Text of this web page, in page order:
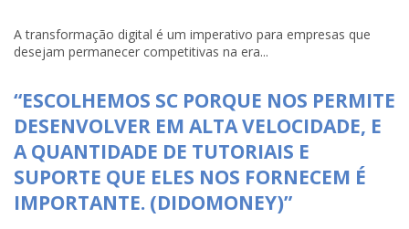
A transformação digital é um imperativo para empresas que
desejam permanecer competitivas na era...
“ESCOLHEMOS SC PORQUE NOS PERMITE
DESENVOLVER EM ALTA VELOCIDADE, E
A QUANTIDADE DE TUTORIAIS E
SUPORTE QUE ELES NOS FORNECEM É
IMPORTANTE. (DIDOMONEY)”